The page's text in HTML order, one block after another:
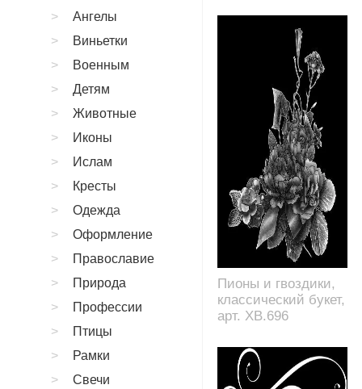
Пионы и гвоздики,
классический букет,
арт. XB.696
Ангелы
Виньетки
Военным
Детям
Животные
Иконы
Ислам
Кресты
Одежда
Оформление
Православие
Природа
Профессии
Птицы
Рамки
Свечи